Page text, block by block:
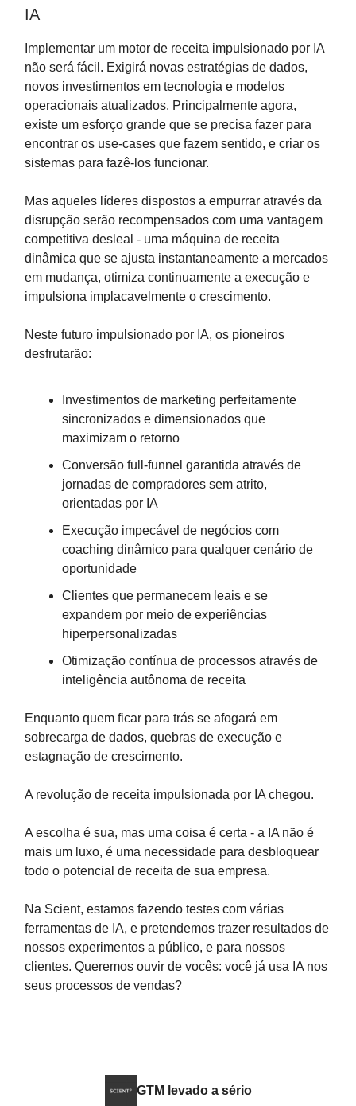
IA
Implementar um motor de receita impulsionado por IA
não será fácil. Exigirá novas estratégias de dados,
novos investimentos em tecnologia e modelos
operacionais atualizados. Principalmente agora,
existe um esforço grande que se precisa fazer para
encontrar os use-cases que fazem sentido, e criar os
sistemas para fazê-los funcionar.
Mas aqueles líderes dispostos a empurrar através da
disrupção serão recompensados com uma vantagem
competitiva desleal - uma máquina de receita
dinâmica que se ajusta instantaneamente a mercados
em mudança, otimiza continuamente a execução e
impulsiona implacavelmente o crescimento.
Neste futuro impulsionado por IA, os pioneiros
desfrutarão:
Investimentos de marketing perfeitamente
sincronizados e dimensionados que
maximizam o retorno
Conversão full-funnel garantida através de
jornadas de compradores sem atrito,
orientadas por IA
Execução impecável de negócios com
coaching dinâmico para qualquer cenário de
oportunidade
Clientes que permanecem leais e se
expandem por meio de experiências
hiperpersonalizadas
Otimização contínua de processos através de
inteligência autônoma de receita
Enquanto quem ficar para trás se afogará em
sobrecarga de dados, quebras de execução e
estagnação de crescimento.
A revolução de receita impulsionada por IA chegou.
A escolha é sua, mas uma coisa é certa - a IA não é
mais um luxo, é uma necessidade para desbloquear
todo o potencial de receita de sua empresa.
Na Scient, estamos fazendo testes com várias
ferramentas de IA, e pretendemos trazer resultados de
nossos experimentos a público, e para nossos
clientes. Queremos ouvir de vocês: você já usa IA nos
seus processos de vendas?
GTM levado a sério